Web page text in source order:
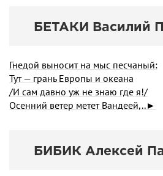
БЕТАКИ Василий
Гнедой выносит на мыс песчаный:
Тут — грань Европы и океана
/И сам давно уж не знаю где я!/
Осенний ветер метет Вандеей,..►
БИБИК Алексей